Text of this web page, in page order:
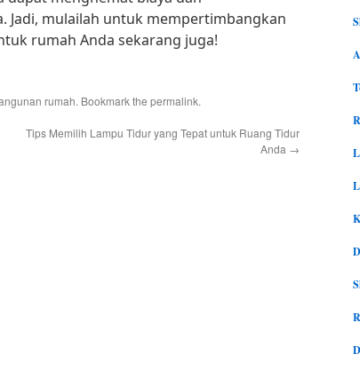
Jadi, mulailah untuk mempertimbangkan
rumah Anda sekarang juga!
rumah. Bookmark the permalink.
Tips Memilih Lampu Tidur yang Tepat untuk Ruang Tidur
Anda →